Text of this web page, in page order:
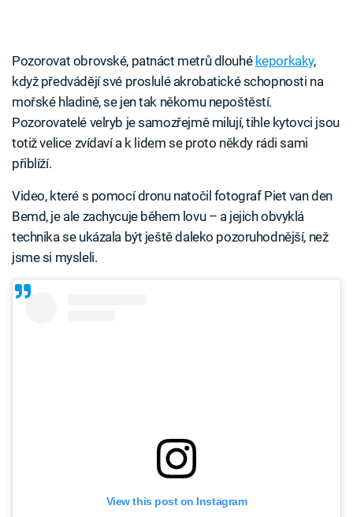
Pozorovat obrovské, patnáct metrů dlouhé keporkaky,
když předvádějí své proslulé akrobatické schopnosti na
mořské hladině, se jen tak někomu nepoštěstí.
Pozorovatelé velryb je samozřejmě milují, tihle kytovci jsou
totiž velice zvídaví a k lidem se proto někdy rádi sami
přiblíží.
Video, které s pomocí dronu natočil fotograf Piet van den
Bemd, je ale zachycuje během lovu – a jejich obvyklá
technika se ukázala být ještě daleko pozoruhodnější, než
jsme si mysleli.
View this post on Instagram